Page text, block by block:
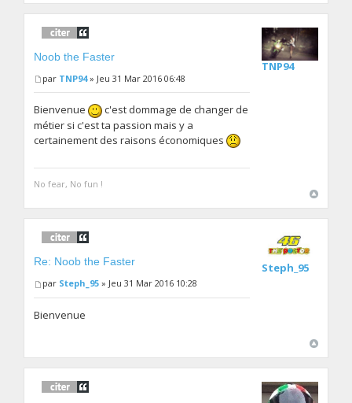
Noob the Faster
par TNP94» Jeu 31 Mar 2016 06:48
Bienvenue
c'est dommage de changer de
métier si c'est ta passion mais y a
certainement des raisons économiques
No fear, No fun !
TNP94
Re: Noob the Faster
par Steph_95 » Jeu 31 Mar 2016 10:28
Bienvenue
Steph_95